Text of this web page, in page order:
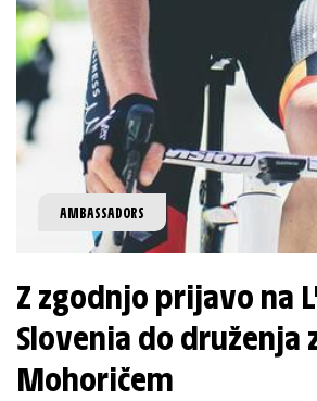
AMBASSADORS
Z zgodnjo prijavo na
Slovenia do druženja
Mohoričem